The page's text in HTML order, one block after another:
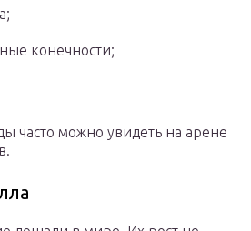
конечности;
часто можно увидеть на арене